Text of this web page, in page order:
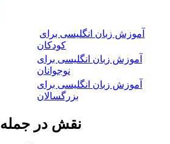
آموزش زبان انگلیسی برای
کودکان
آموزش زبان انگلیسی برای
نوجوانان
آموزش زبان انگلیسی برای
بزرگسالان
Part of speech/ نقش در جمله